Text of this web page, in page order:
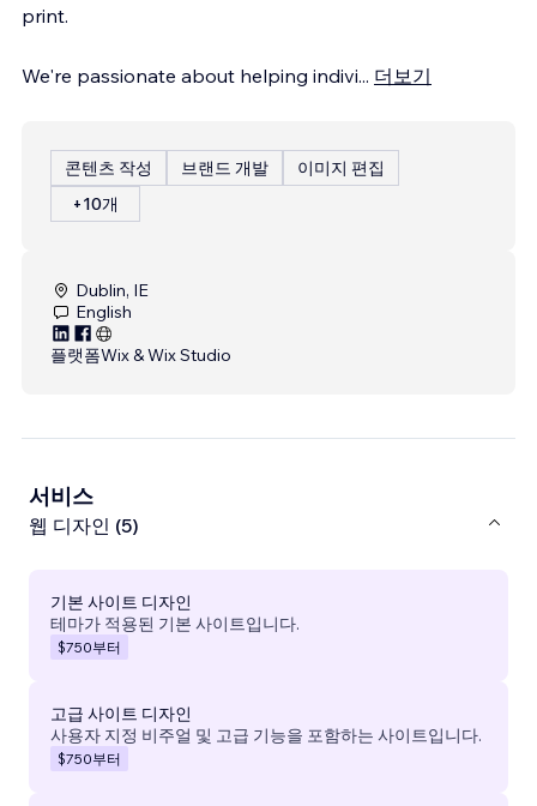
print.
We're passionate about helping indivi... 더보기
콘텐츠 작성 브랜드 개발
이미지 편집
+10개
Dublin, IE
English
플랫폼Wix & Wix Studio
서비스
웹 디자인 (5)
기본 사이트 디자인
테마가 적용된 기본 사이트입니다.
$750부터
고급 사이트 디자인
사용자 지정 비주얼 및 고급 기능을 포함하는 사이트입니다.
$750부터